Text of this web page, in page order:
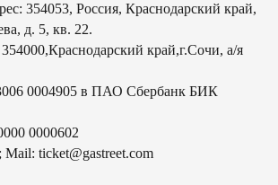
354053, Россия, Краснодарский край,
д. 5, кв. 22.
край,г.Сочи, а/я
0004905 в ПАО Сбербанк БИК
0000602
Mail: ticket@gastreet.com